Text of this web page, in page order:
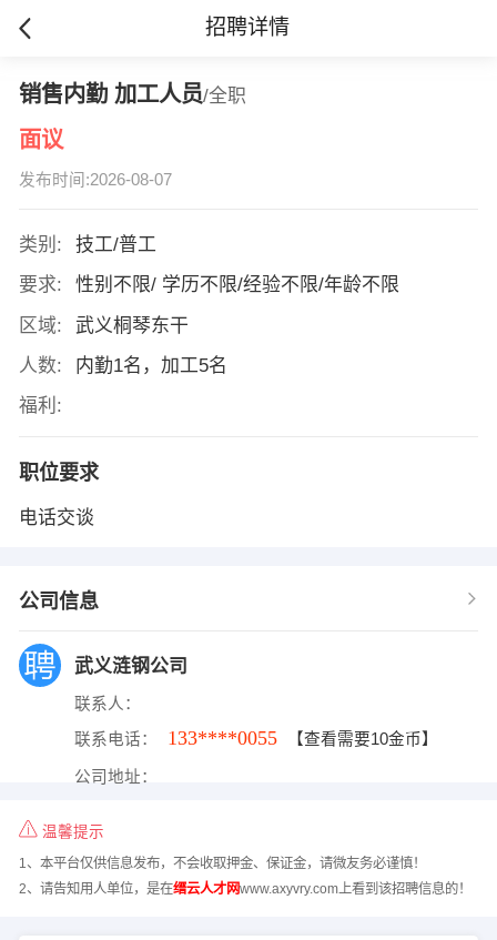
招聘详情
销售内勤 加工人员/全职
面议
发布时间:2026-08-07
类别:
技工/普工
要求:
性别不限/ 学历不限/经验不限/年龄不限
区域:
武义桐琴东干
人数:
内勤1名，加工5名
福利:
职位要求
电话交谈
公司信息
武义涟钢公司
联系人：
联系电话： 133****0055 【查看需要10金币】
公司地址：
温馨提示
1、本平台仅供信息发布，不会收取押金、保证金，请微友务必谨慎！
2、请告知用人单位，是在缙云人才网www.axyvry.com上看到该招聘信息的！